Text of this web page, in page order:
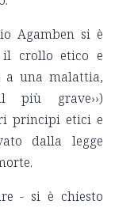
Agamben si è
il crollo etico e
una malattia,
più grave››)
principi etici e
dalla legge
- si è chiesto